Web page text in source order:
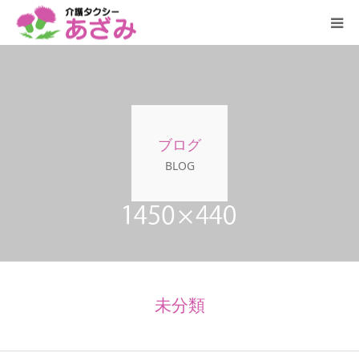
ブログ
BLOG
未分類